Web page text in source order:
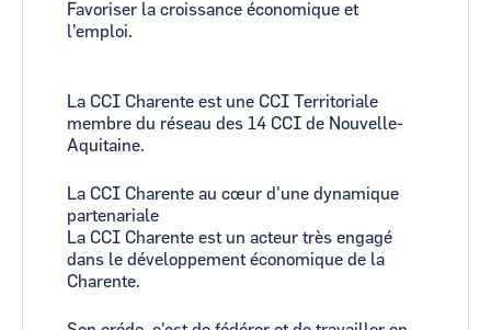
Favoriser la croissance économique et
l'emploi.
La CCI Charente est une CCI Territoriale
membre du réseau des 14 CCI de Nouvelle-
Aquitaine.
La CCI Charente au cœur d'une dynamique
partenariale
La CCI Charente est un acteur très engagé
dans le développement économique de la
Charente.